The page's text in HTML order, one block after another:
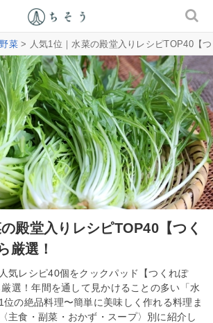
野菜> 人気1位｜水菜の殿堂入りレシピTOP40【
殿堂入りレシピTOP40【つく
厳選！
気レシピ40個をクックパッド【つくれぽ
選！年間を通して見かけることの多い「水
の絶品料理〜簡単に美味しく作れる料理ま
主食・副菜・おかず・スープ〉別に紹介し